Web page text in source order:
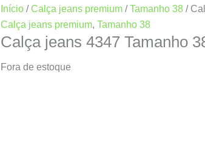
Início /Calça jeans premium /Tamanho 38 /
Calça jeans premium, Tamanho 38
Calça jeans 4347 Tamanho
Fora de estoque